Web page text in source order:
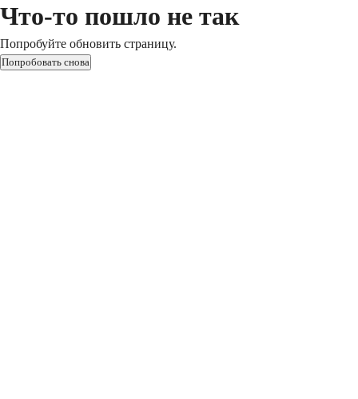
Что-то пошло не так
Попробуйте обновить страницу.
Попробовать снова